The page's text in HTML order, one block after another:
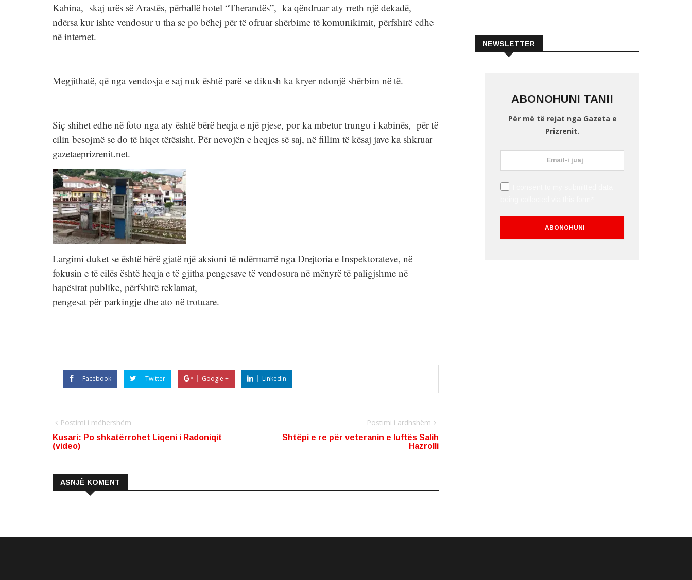
Kabina, skaj urës së Arastës, përballë hotel “Therandës”, ka qëndruar aty rreth një dekadë,
ndërsa kur ishte vendosur u tha se po bëhej për të ofruar shërbime të komunikimit, përfshirë edhe
në internet.
Megjithatë, që nga vendosja e saj nuk është parë se dikush ka kryer ndonjë shërbim në të.
Siç shihet edhe në foto nga aty është bërë heqja e një pjese, por ka mbetur trungu i kabinës, për të
cilin besojmë se do të hiqet tërësisht. Për nevojën e heqjes së saj, në fillim të kësaj jave ka shkruar
gazetaeprizrenit.net.
Largimi duket se është bërë gjatë një aksioni të ndërmarrë nga Drejtoria e Inspektorateve, në
fokusin e të cilës është heqja e të gjitha pengesave të vendosura në mënyrë të paligjshme në
hapësirat publike, përfshirë reklamat,
pengesat për parkingje dhe ato në trotuare.
Facebook Twitter Google + LinkedIn
Postimi i mëhershëm
Kusari: Po shkatërrohet Liqeni i Radoniqit
(video)
Postimi i ardhshëm
Shtëpi e re për veteranin e luftës Salih
Hazrolli
ASNJË KOMENT
NEWSLETTER
ABONOHUNI TANI!
Për më të rejat nga Gazeta e
Prizrenit.